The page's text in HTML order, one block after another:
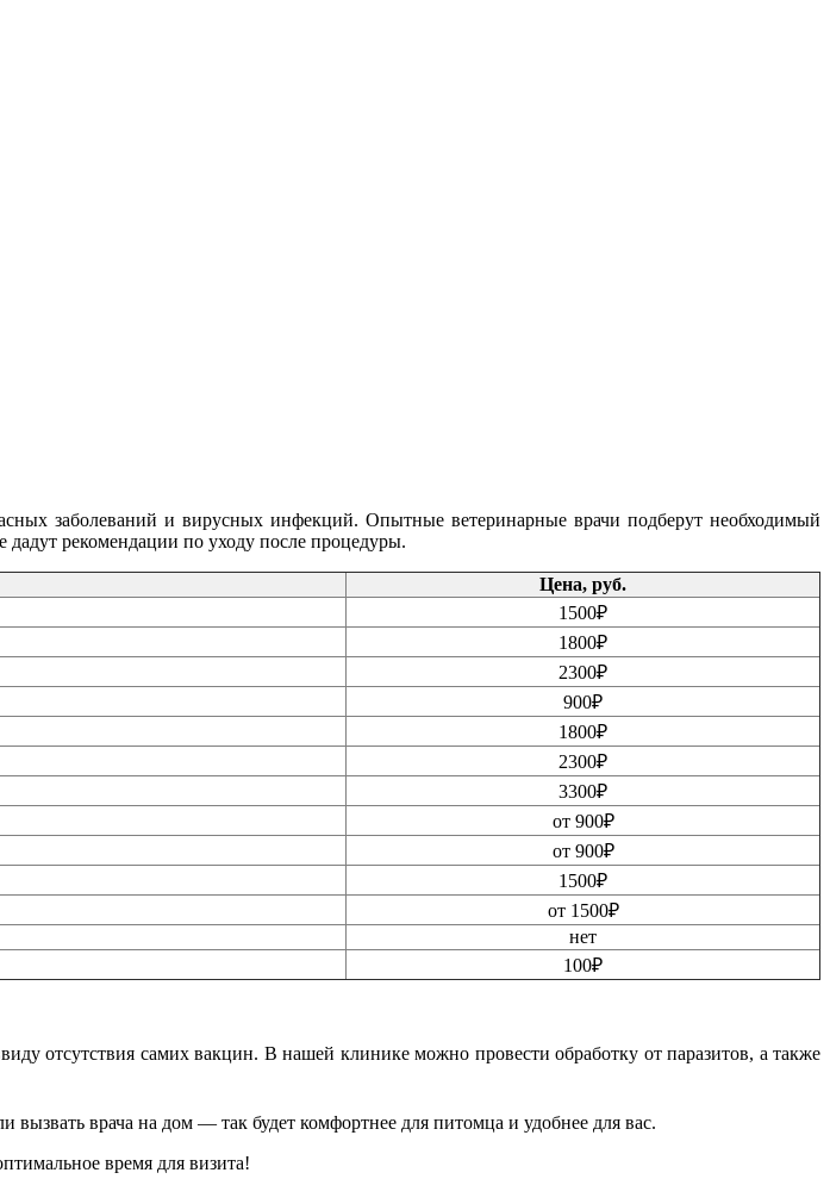
заболеваний и вирусных инфекций. Опытные ветеринарные врачи подберут необходимый
дадут рекомендации по уходу после процедуры.
Цена, руб.
1500₽
1800₽
2300₽
900₽
1800₽
2300₽
3300₽
от 900₽
от 900₽
1500₽
от 1500₽
нет
100₽
отсутствия самих вакцин. В нашей клинике можно провести обработку от паразитов, а также
врача на дом — так будет комфортнее для питомца и удобнее для вас.
время для визита!